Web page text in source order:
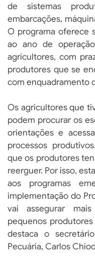
de sistemas
embarcações,
O programa oferece
ao ano de
agricultores, com
produtores que se
com enquadramento
Os agricultores que
podem procurar os
orientações e
processos
que os produtores
reerguer. Por isso,
aos programas
implementação do
vai assegurar
pequenos
destaca o
Pecuária, Carlos